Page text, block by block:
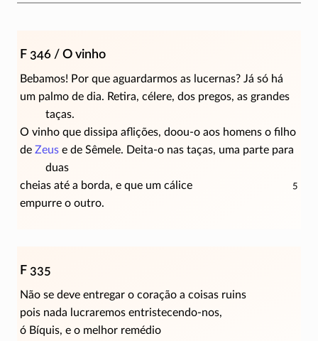
F 346 / O vinho
Bebamos! Por que aguardarmos as lucernas? Já só há
um palmo de dia. Retira, célere, dos pregos, as grandes
taças.
O vinho que dissipa aflições, doou-o aos homens o filho
de Zeus e de Sêmele. Deita-o nas taças, uma parte para
duas
5
cheias até a borda, e que um cálice
empurre o outro.
F 335
Não se deve entregar o coração a coisas ruins
pois nada lucraremos entristecendo-nos,
ó Bíquis, e o melhor remédio